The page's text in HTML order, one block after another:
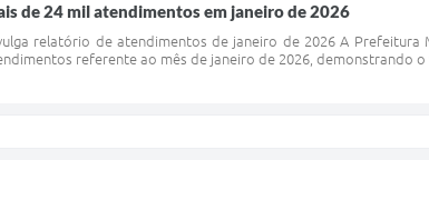
de 24 mil atendimentos em janeiro de 2026
relatório de atendimentos de janeiro de 2026 A
referente ao mês de janeiro de 2026, demonstrando o